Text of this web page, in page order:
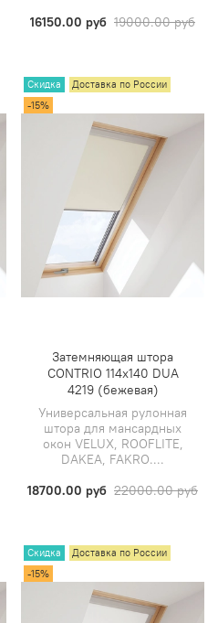
16150.00 руб 19000.00 руб
Скидка
Доставка по России
-15%
Затемняющая штора
CONTRIO 114х140 DUA
4219 (бежевая)
Универсальная рулонная
штора для мансардных
окон VELUX, ROOFLITE,
DAKEA, FAKRO....
18700.00 руб 22000.00 руб
Скидка
Доставка по России
-15%